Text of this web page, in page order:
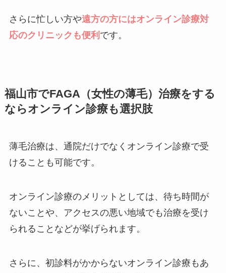
さらに忙しい方や遠方の方にはオンライン診療対
応のクリニックも便利 です。
福山市でFAGA（女性の薄毛）治療をする
ならオンライン診療も選択肢
薄毛治療は、通院だけでなくオンライン診療で受
けることも可能です。
オンライン診療のメリットとしては、待ち時間が
ないことや、アクセスの悪い地域でも治療を受け
られることなどが挙げられます。
さらに、初診料がかからないオンライン診療もあ